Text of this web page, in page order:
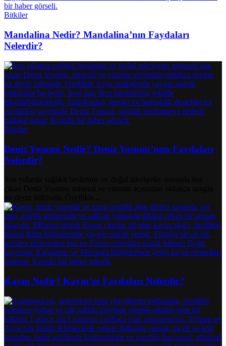
Bitkiler
Mandalina Nedir? Mandalina’nın Faydaları
Nelerdir?
Bitkiler
Deniz Yosunu Nedir? Deniz Yosunu’nun Faydaları
Nelerdir?
Kayın Nedir? Kayın’ın Faydaları Nelerdir?